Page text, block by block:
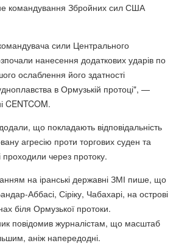
командування Збройних сил США
сили Центрального
нанесення додаткових ударів по
ослаблення його здатності
в Ормузькій протоці", —
CENTCOM.
що покладають відповідальність
агресію проти торгових суден та
проходили через протоку.
на іранські державні ЗМІ пише, що
Аббасі, Сіріку, Чабахарі, на острові
біля Ормузької протоки.
повідомив журналістам, що масштаб
аніж напередодні.